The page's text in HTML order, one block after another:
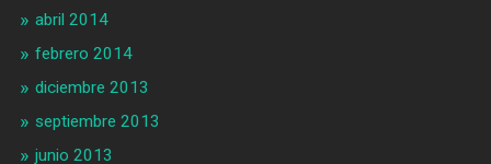
abril 2014
febrero 2014
diciembre 2013
septiembre 2013
junio 2013